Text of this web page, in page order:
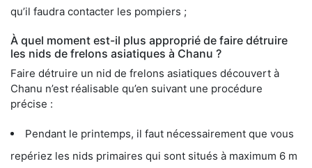
qu’il faudra contacter les pompiers ;
À quel moment est-il plus approprié de faire détruire
les nids de frelons asiatiques à Chanu ?
Faire détruire un nid de frelons asiatiques découvert à
Chanu n’est réalisable qu’en suivant une procédure
précise :
Pendant le printemps, il faut nécessairement que vous
repériez les nids primaires qui sont situés à maximum 6 m